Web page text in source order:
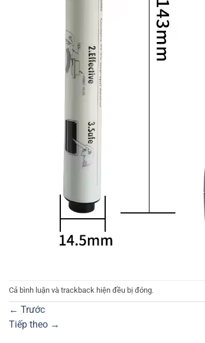
Cả bình luận và trackback hiện đều bị đóng.
← Trước
Tiếp theo →